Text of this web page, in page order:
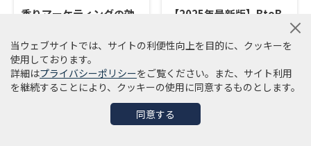
香りマーケティングの効
2024.07.22
マーケティング
【2025年最新版】BtoB
ないDSP5選
BtoB
当ウェブサイトでは、サイトの利便性向上を目的に、クッキーを
使用しております。
詳細はプライバシーポリシーをご覧ください。また、サイト利用
を継続することにより、クッキーの使用に同意するものとします。
同意する